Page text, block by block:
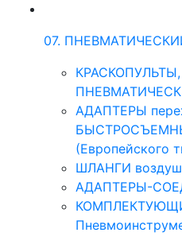
07.
АДАПТЕРЫ
(Европейского
ШЛАНГИ
АДАПТЕРЫ-